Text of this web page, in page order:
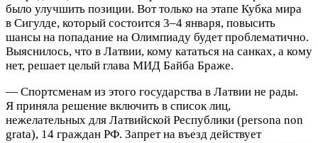
было улучшить позиции. Вот только на этапе Кубка мира
в Сигулде, который состоится 3–4 января, повысить
шансы на попадание на Олимпиаду будет проблематично.
Выяснилось, что в Латвии, кому кататься на санках, а кому
нет, решает целый глава МИД Байба Браже.
— Спортсменам из этого государства в Латвии не рады.
Я приняла решение включить в список лиц,
нежелательных для Латвийской Республики (persona non
grata), 14 граждан РФ. Запрет на въезд действует